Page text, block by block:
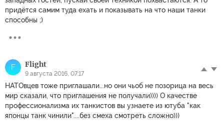
придётся самим туда ехать и показывать на что наши танки
способны ;)
F Flight
9 августа 2016, 07:17
НАТОвцев тоже приглашали...но они чьоб не позорица на весь
мир сказали, что приглашения не получали)))) О качестве
профессионализма их танкистов вы узнаете из ютуба "как
японцы танк чинили"....без смеха смотреть сложно)))